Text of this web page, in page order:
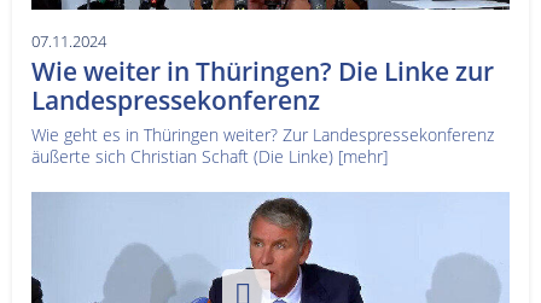
07.11.2024
Wie weiter in Thüringen? Die Linke zur
Landespressekonferenz
Wie geht es in Thüringen weiter? Zur Landespressekonferenz
äußerte sich Christian Schaft (Die Linke) [mehr]